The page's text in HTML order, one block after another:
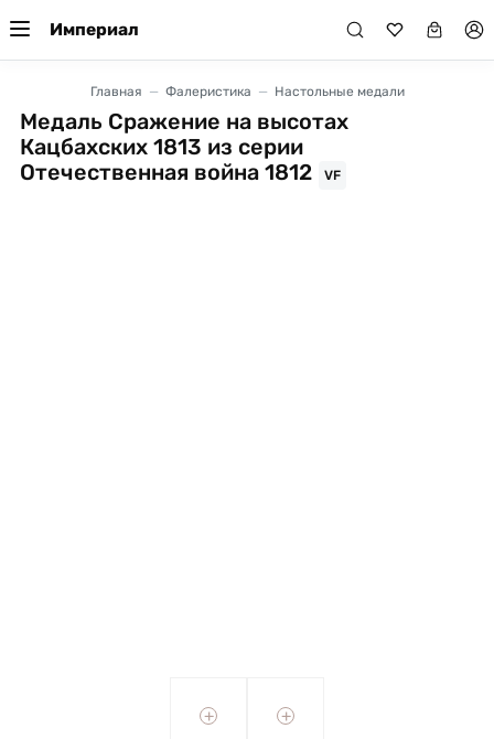
Империал
Главная Фалеристика Настольные медали
Медаль Сражение на высотах
Кацбахских 1813 из серии
Отечественная война 1812
VF
+ +